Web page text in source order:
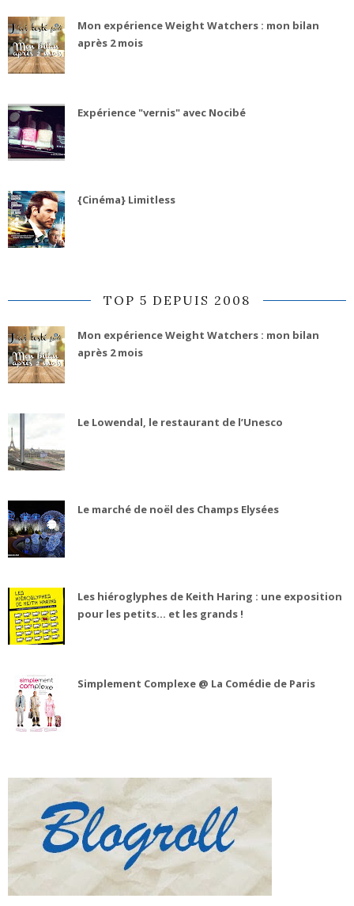
Mon expérience Weight Watchers : mon bilan
après 2 mois
Expérience "vernis" avec Nocibé
{Cinéma} Limitless
TOP 5 DEPUIS 2008
Mon expérience Weight Watchers : mon bilan
après 2 mois
Le Lowendal, le restaurant de l’Unesco
Le marché de noël des Champs Elysées
Les hiéroglyphes de Keith Haring : une exposition
pour les petits... et les grands !
Simplement Complexe @ La Comédie de Paris